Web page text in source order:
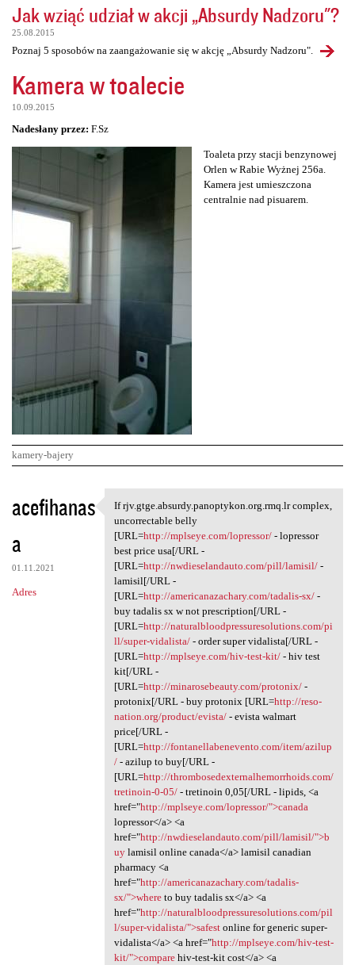
Jak wziąć udział w akcji „Absurdy Nadzoru"?
25.08.2015
Poznaj 5 sposobów na zaangażowanie się w akcję „Absurdy Nadzoru".
Kamera w toalecie
10.09.2015
Nadesłany przez: F.Sz
Toaleta przy stacji benzynowej
Orlen w Rabie Wyżnej 256a.
Kamera jest umieszczona
centralnie nad pisuarem.
kamery-bajery
K
o
m
e
n
acefihanas
a
01.11.2021
Adres
If rjv.gtge.absurdy
If rjv.gtge.absurdy.panoptykon.org.rmq.lr complex,
uncorrectable belly
[URL=http://mplseye.com/lopressor/- lopressor
best price usa[/URL -
[URL=http://nwdieselandauto.com/pill/lamisil/-
lamisil[/URL -
[URL=http://americanazachary.com/tadalis-sx/-
buy tadalis sx w not prescription[/URL -
[URL=http://naturalbloodpressuresolutions.com/pi
ll/super-vidalista/- order super vidalista[/URL -
[URL=http://mplseye.com/hiv-test-kit/- hiv test
kit[/URL -
[URL=http://minarosebeauty.com/protonix/-
protonix[/URL - buy protonix [URL=http://reso-
nation.org/product/evista/- evista walmart
price[/URL -
[URL=http://fontanellabenevento.com/item/azilup
/- azilup to buy[/URL -
[URL=http://thrombosedexternalhemorrhoids.com/
tretinoin-0-05/- tretinoin 0,05[/URL - lipids, <a
href="http://mplseye.com/lopressor/">canada
lopressor</a> <a
href="http://nwdieselandauto.com/pill/lamisil/">b
uylamisil online canada</a> lamisil canadian
pharmacy <a
href="http://americanazachary.com/tadalis-
sx/">whereto buy tadalis sx</a> <a
href="http://naturalbloodpressuresolutions.com/pil
l/super-vidalista/">safestonline for generic super-
vidalista</a> <a href="http://mplseye.com/hiv-test-
kit/">comparehiv-test-kit cost</a> <a